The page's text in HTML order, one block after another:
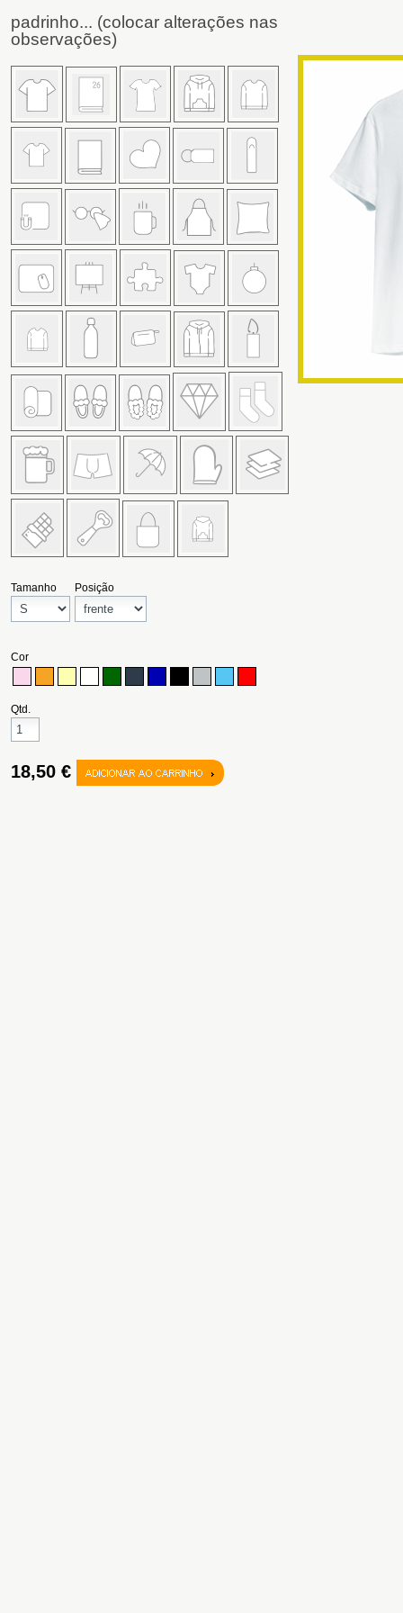
padrinho... (colocar alterações nas
observações)
Tamanho Posição
Cor
Qtd.
18,50 €